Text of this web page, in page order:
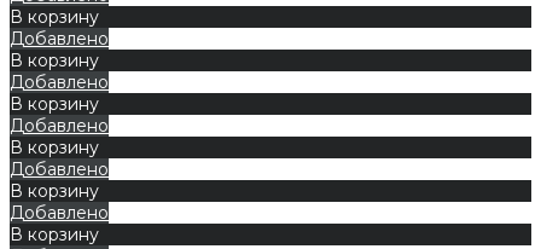
В корзину
Добавлено
В корзину
Добавлено
В корзину
Добавлено
В корзину
Добавлено
В корзину
Добавлено
В корзину